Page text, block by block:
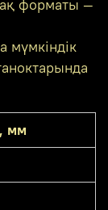
форматы —
мүмкіндік
мм